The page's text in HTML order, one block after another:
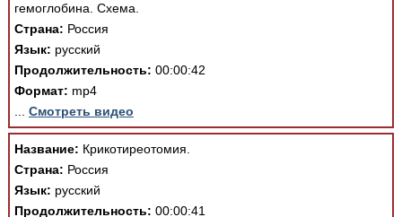
гемоглобина. Схема.
Страна: Россия
Язык: русский
Продолжительность: 00:00:42
Формат: mp4
Смотреть видео
Название: Крикотиреотомия.
Страна: Россия
Язык: русский
Продолжительность: 00:00:41